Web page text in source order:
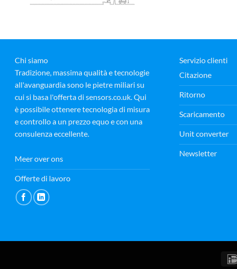
Chi siamo
Tradizione, massima qualità e tecnologie
all'avanguardia sono le pietre miliari su
cui si basa l'offerta di sensors.co.uk. Qui
è possibile ottenere tecnologia di misura
e controllo a un prezzo equo e con una
consulenza eccellente.
Meer over ons
Offerte di lavoro
Servizio clienti
Citazione
Ritorno
Scaricamento
Unit converter
Newsletter